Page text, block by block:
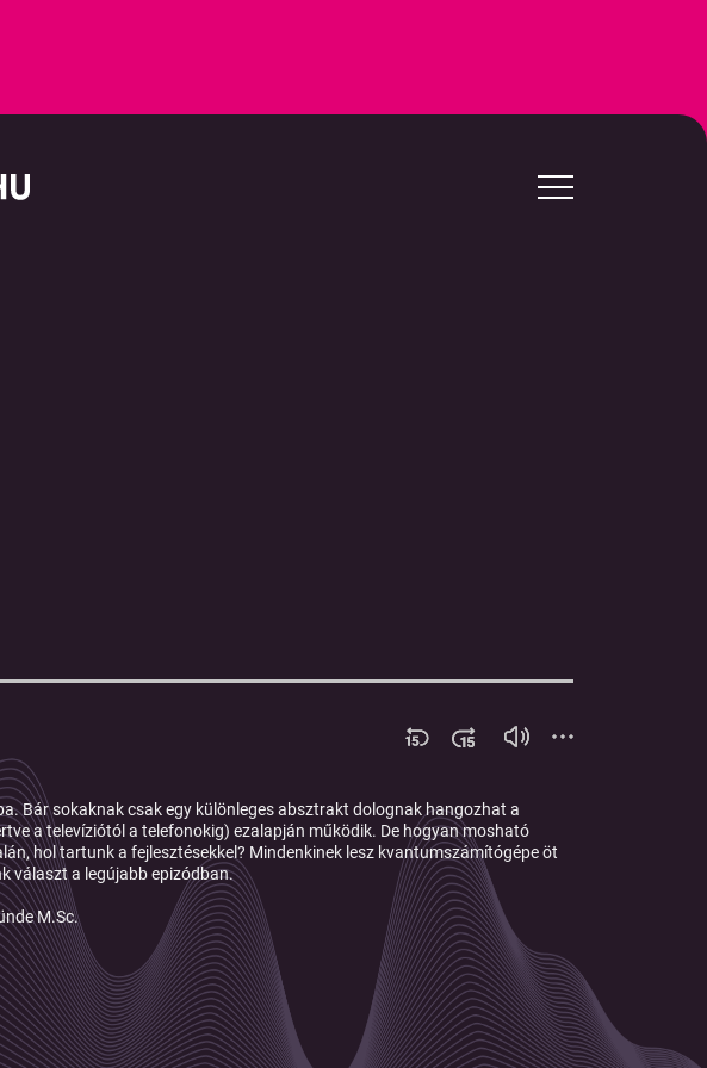
Bár sokaknak csak egy különleges absztrakt dolognak hangozhat a
a televíziótól a telefonokig) ezalapján működik. De hogyan mosható
hol tartunk a fejlesztésekkel? Mindenkinek lesz kvantumszámítógépe öt
választ a legújabb epizódban.
Tünde M.Sc.